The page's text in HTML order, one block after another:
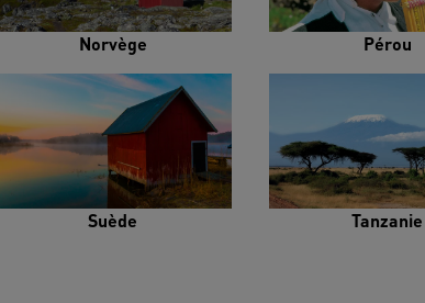
Norvège Pérou
Suède Tanzanie